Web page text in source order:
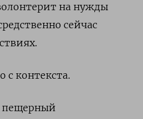
на нужды
сейчас
с контекста.
пещерный